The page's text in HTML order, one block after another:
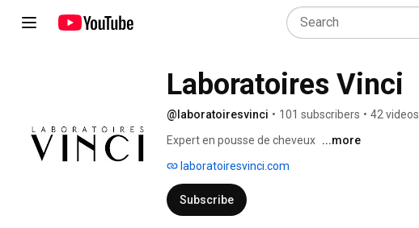
Laboratoires Vinci
@laboratoiresvinci • 101 subscribers • 42 videos
Expert en pousse de cheveux ...more
laboratoiresvinci.com
Subscribe